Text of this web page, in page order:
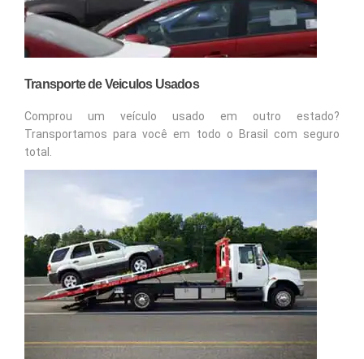
Transporte de Veiculos Usados
Comprou um veículo usado em outro estado?
Transportamos para você em todo o Brasil com seguro
total.